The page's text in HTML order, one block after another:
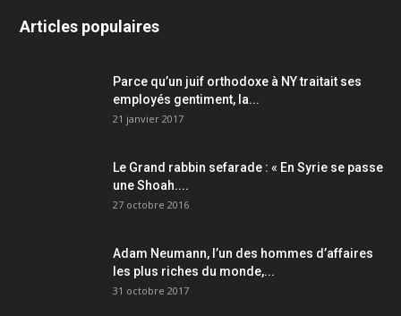
Articles populaires
Parce qu’un juif orthodoxe à NY traitait ses
employés gentiment, la...
21 janvier 2017
Le Grand rabbin sefarade : « En Syrie se passe
une Shoah....
27 octobre 2016
Adam Neumann, l’un des hommes d’affaires
les plus riches du monde,...
31 octobre 2017